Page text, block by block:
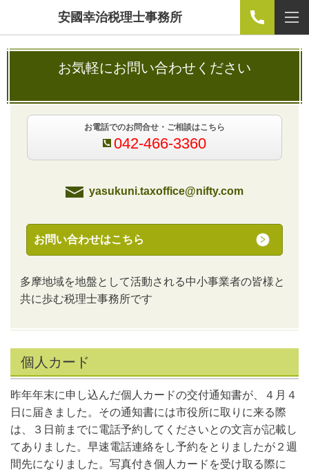
安國幸治税理士事務所
お気軽にお問い合わせください
お電話でのお問合せ・ご相談はこちら
042-466-3360
yasukuni.taxoffice@nifty.com
お問い合わせはこちら
多摩地域を地盤として活動される中小事業者の皆様と
共に歩む税理士事務所です
個人カード
昨年年末に申し込んだ個人カードの交付通知書が、４月４
日に届きました。その通知書には市役所に取りに来る際
は、３日前までに電話予約してくださいとの文言が記載し
てありました。早速電話連絡をし予約をとりましたが２週
間先になりました。写真付き個人カードを受け取る際に